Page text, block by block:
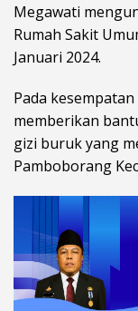
Megawati
Rumah Sakit
Januari 2024.
Pada
memberikan
gizi buruk yang
Pamboborang